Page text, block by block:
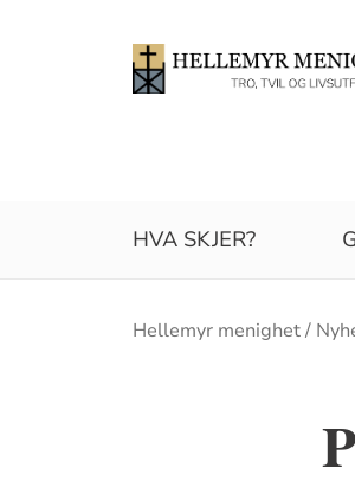
HVA SKJER?
Hellemyr menighet